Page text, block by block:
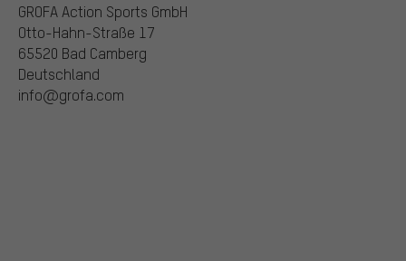
GROFA Action Sports GmbH
Otto-Hahn-Straße 17
65520 Bad Camberg
Deutschland
info@grofa.com